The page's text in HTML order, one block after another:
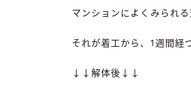
マンションによくみられ
それが着工から、1週間経
↓↓解体後↓↓